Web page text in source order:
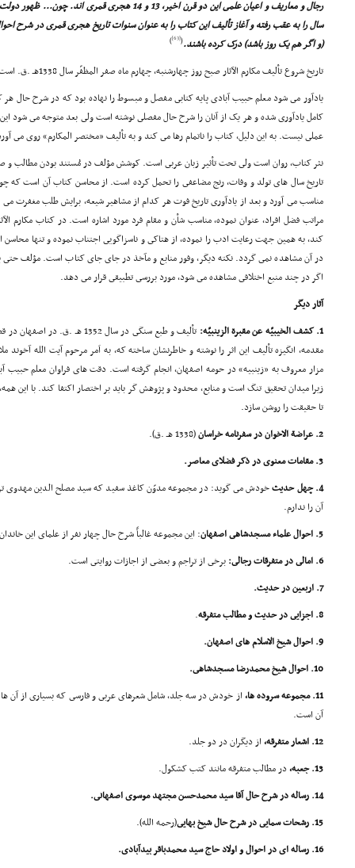
سال را به عقب رفته و آغاز تألیف این کتاب را به عنوان سنوات تاریخ هجرى قمرى در شرح
(و اگر هم یک روز باشد) درک کرده باشند.(
[63]
)
تاریخ شروع تألیف مکارم الآثار صبح روز چهارشنبه، چهارم ماه صفر المظفّر سال 1338هـ .ق. است.
یادآور مى شود معلم حبیب آبادى پایه کتابى مفصل و مبسوط را نهاده بود که در شرح حال
کامل یادآورى شده و هر یک از آنان را شرح حال مفصلى نوشته است ولى بعد متوجه مى شود
عملى نیست. به این دلیل، کتاب را ناتمام رها مى کند و به تألیف «مختصر المکارم» روى مى
نثر کتاب، روان است ولى تحت تأثیر زبان عربى است. کوشش مؤلف در مُستند بودن مطالب
تاریخ سال هاى تولد و وفات، رنج مضاعفى را تحمل کرده است. از محاسن کتاب آن است که
مناسب مى آورد و بعد از یادآورى تاریخ فوت هر کدام از مشاهیر شیعه، برایش طلب مغفرت
مراتب فضل افراد، عنوان نموده، مناسب شأن و مقام فرد مورد اشاره است. در کتاب مکارم
کند، به همین جهت رعایت ادب را نموده، از هتاکى و ناسزاگویى اجتناب نموده و تنها
در آن مشاهده نمى گردد. نکته دیگر، وفور منابع و مآخذ در جاى جاى کتاب است. مؤلف حتى
اگر در چند منبع اختلافى مشاهده مى شود، مورد بررسى تطبیقى قرار مى دهد.
آثار دیگر
1. کشف الخیبیّه عن مقبرة الزینبیّه:
مقدمه، انگیزه تألیف این اثر را نوشته و خاطرنشان ساخته که، به اَمر مرحوم آیت الله
مزار معروف به «زینبیه» در حومه اصفهان، انجام گرفته است. دقت هاى فراوان معلم
زیرا میدان تحقیق تنگ است و منابع، محدود و پژوهش گر باید بر اختصار اکتفا کند. با این
تا حقیقت را روشن سازد.
2. عراضة الاخوان در سفرنامه خراسان
(1338 هـ .ق).
3. مقامات معنوى در ذکر فضلاى معاصر.
4. چهل حدیث
خودش مى گوید: در مجموعه مدوّن کاغذ سفید که سید مصلح الدین مهدوى
آن را ندارم.
5. احوال علماء مسجدشاهى اصفهان
: این مجموعه غالباً شرح حال چهار نفر از علماى این
6. امالى در متفرقات رجالى:
برخى از تراجم و بعضى از اجازات روایتى است.
7. اربعین در حدیث.
8. اجزایى در حدیث و مطالب متفرقه
.
9. احوال شیخ الاسلام هاى اصفهان.
10. احوال شیخ محمدرضا مسجدشاهى.
11. مجموعه سروده ها،
از خودش در سه جلد، شامل شعرهاى عربى و فارسى که بسیارى از آن ها
آن است.
12. اشعار متفرقه،
از دیگران در دو جلد.
13. جعبه،
در مطالب متفرقه مانند کتب کشکول.
14. رساله در شرح حال آقا سید محمدحسن مجتهد موسوى اصفهانى.
15. رشحات سمایى در شرح حال شیخ بهایى
(رحمه الله).
16. رساله اى در احوال و اولاد حاج سید محمدباقر بیدآبادى.